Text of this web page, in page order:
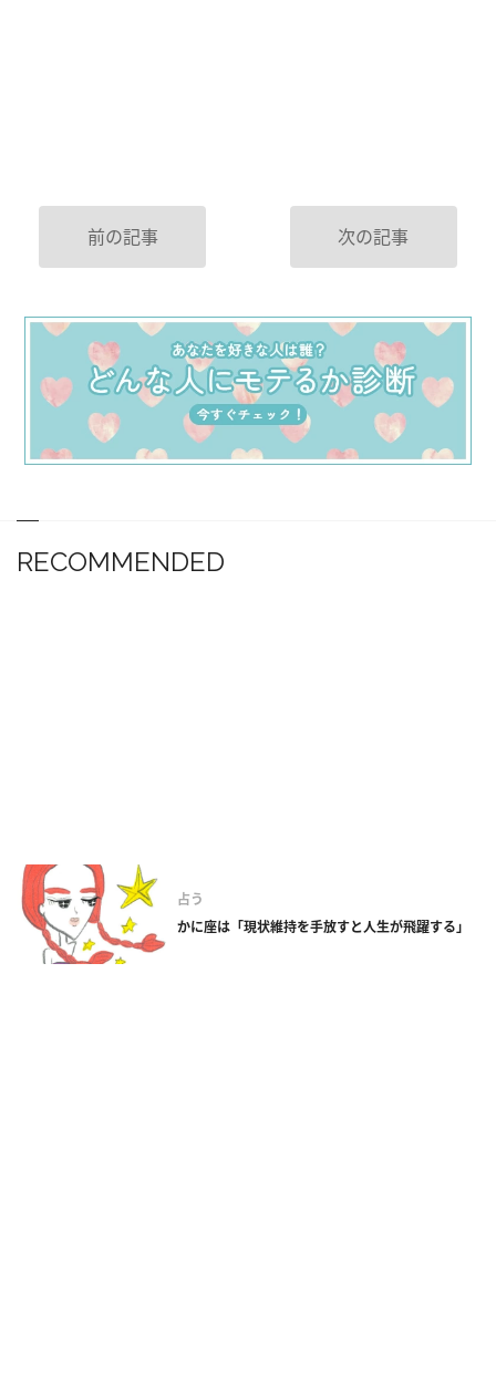
前の記事 次の記事
RECOMMENDED
占う
かに座は「現状維持を手放すと人生が飛躍する」